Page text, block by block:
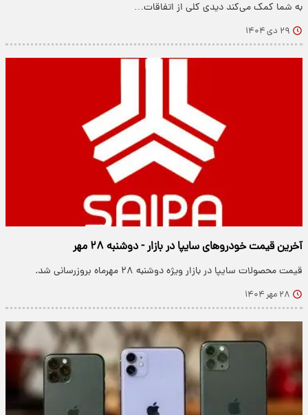
به شما کمک می‌کند دیدی کلی از اتفاقات…
۲۹ دی ۱۴۰۴
آخرین قیمت خودروهای سایپا در بازار - دوشنبه ۲۸ مهر
قیمت محصولات سایپا در بازار ویژه دوشنبه ۲۸ مهرماه بروزرسانی شد.
۲۸ مهر ۱۴۰۴